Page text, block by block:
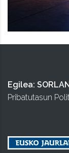
Egilea:
Pribatutasun